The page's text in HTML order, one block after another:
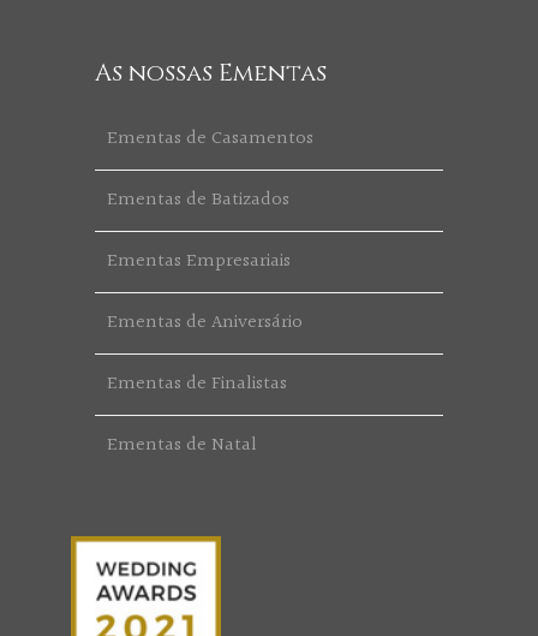
As nossas Ementas
Ementas de Casamentos
Ementas de Batizados
Ementas Empresariais
Ementas de Aniversário
Ementas de Finalistas
Ementas de Natal